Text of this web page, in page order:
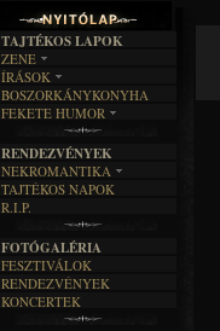
TAJTÉKOS LAPOK
ZENE
EGYÜTTESEK
INTERJÚK
FORDÍTÁSOK
DALSZÖVEGEK
ÍRÁSOK
IRODALOM
FILM
MŰVÉSZET
ÍRÁSTÖRTÉNET
BOSZORKÁNYKONYHA
FEKETE HUMOR
SZÖVEGES
RENDEZVÉNYEK
NEKROMANTIKA
AKTUÁLIS
A MÚLT
TAJTÉKOS NAPOK
R.I.P.
FOTÓGALÉRIA
FESZTIVÁLOK
RENDEZVÉNYEK
KONCERTEK